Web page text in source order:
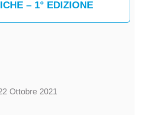
– 1° EDIZIONE
Ottobre 2021